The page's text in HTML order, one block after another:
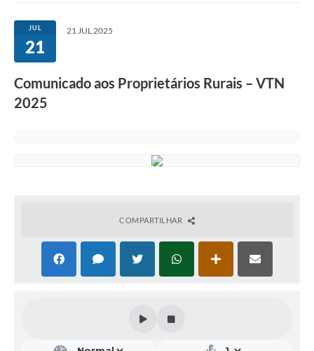
JUL
21
21 JUL 2025
Comunicado aos Proprietários Rurais – VTN
2025
COMPARTILHAR